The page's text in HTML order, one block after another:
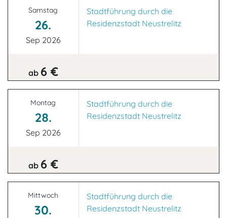
Samstag
26.
Sep 2026
Stadtführung durch die
Residenzstadt Neustrelitz
ab 6 €
Montag
28.
Sep 2026
Stadtführung durch die
Residenzstadt Neustrelitz
ab 6 €
Mittwoch
30.
Stadtführung durch die
Residenzstadt Neustrelitz